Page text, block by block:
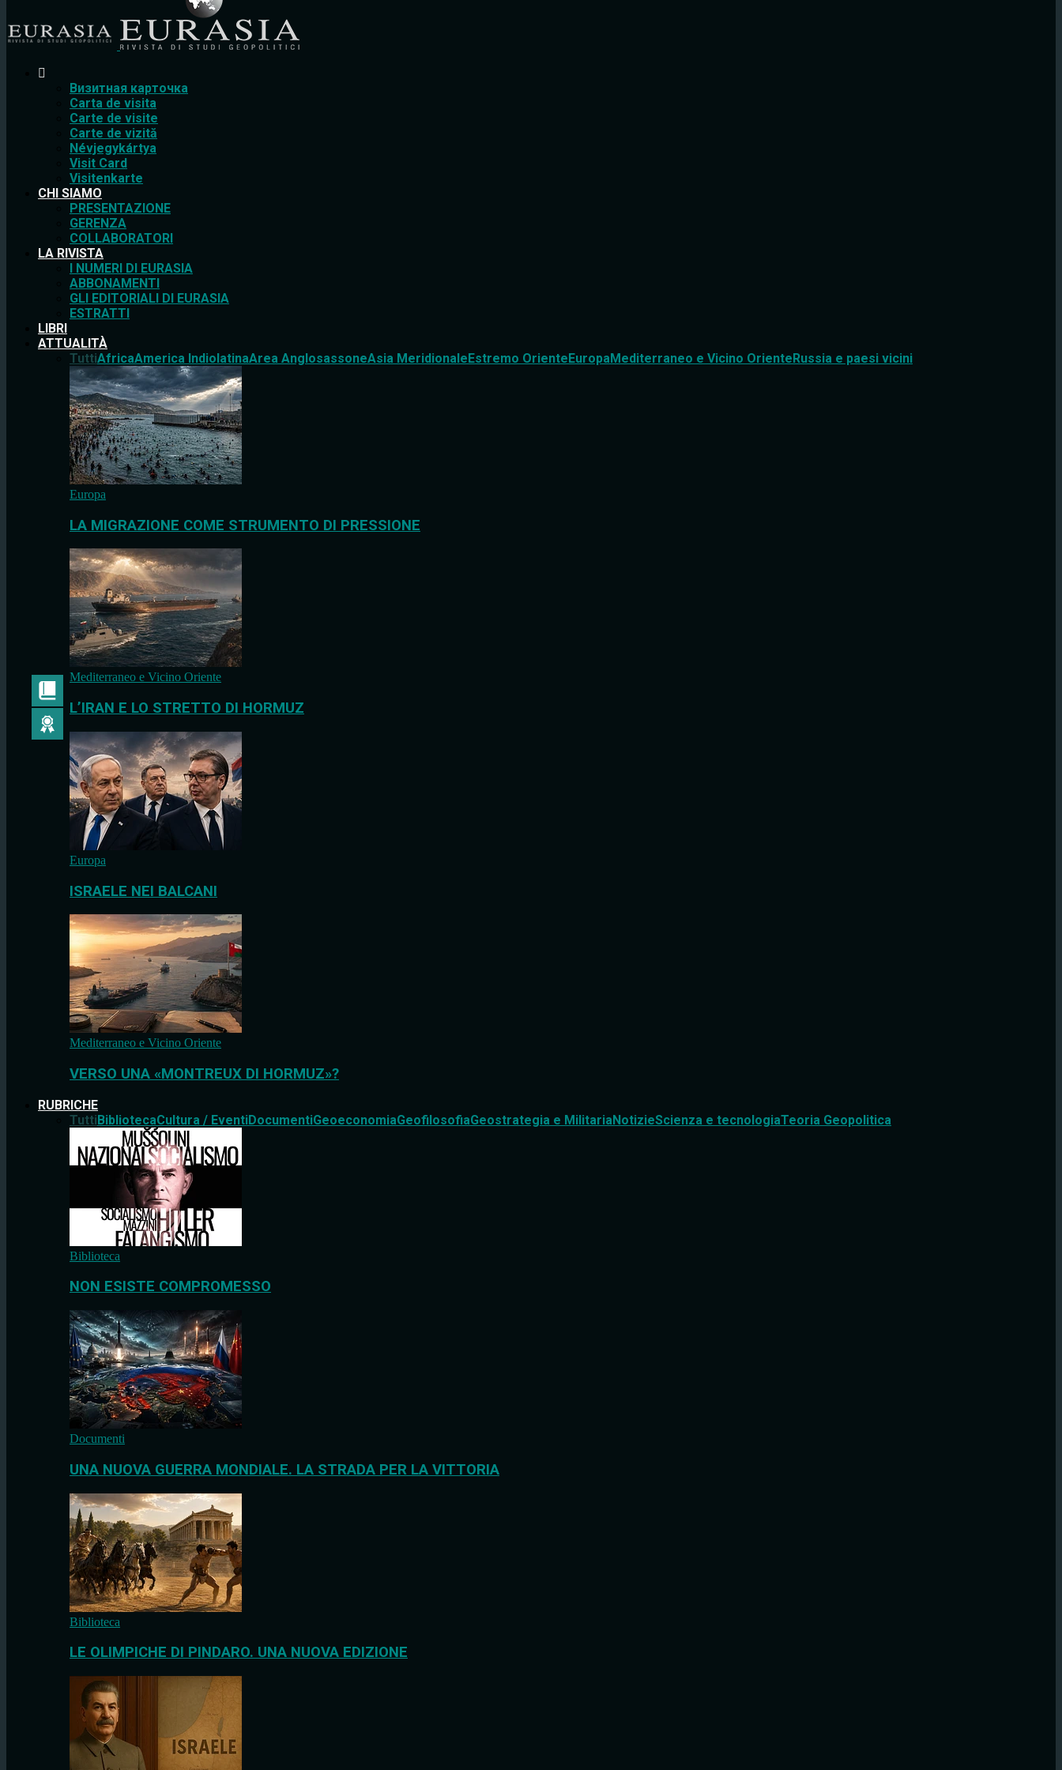
Bизитная карточка
Carta de visita
Carte de visite
Carte de vizită
Névjegykártya
Visit Card
Visitenkarte
CHI SIAMO
PRESENTAZIONE
GERENZA
COLLABORATORI
LA RIVISTA
I NUMERI DI EURASIA
ABBONAMENTI
GLI EDITORIALI DI EURASIA
ESTRATTI
LIBRI
ATTUALITÀ
TuttiAfricaAmerica IndiolatinaArea AnglosassoneAsia MeridionaleEstremo OrienteEuropaMediterraneo e Vicino OrienteRussia e paesi vicini
Europa
LA MIGRAZIONE COME STRUMENTO DI PRESSIONE
Mediterraneo e Vicino Oriente
L’IRAN E LO STRETTO DI HORMUZ
Europa
ISRAELE NEI BALCANI
Mediterraneo e Vicino Oriente
VERSO UNA «MONTREUX DI HORMUZ»?
RUBRICHE
TuttiBibliotecaCultura / EventiDocumentiGeoeconomiaGeofilosofiaGeostrategia e MilitariaNotizieScienza e tecnologiaTeoria Geopolitica
Biblioteca
NON ESISTE COMPROMESSO
Documenti
UNA NUOVA GUERRA MONDIALE. LA STRADA PER LA VITTORIA
Biblioteca
LE OLIMPICHE DI PINDARO. UNA NUOVA EDIZIONE